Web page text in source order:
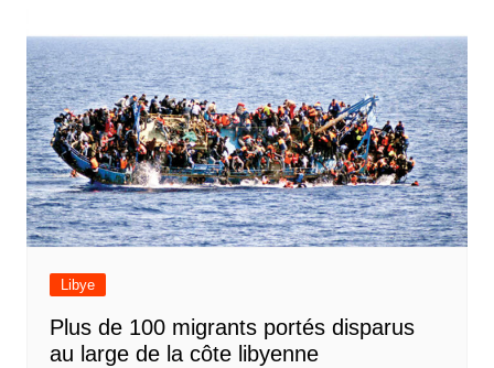
Libye
Plus de 100 migrants portés disparus
au large de la côte libyenne